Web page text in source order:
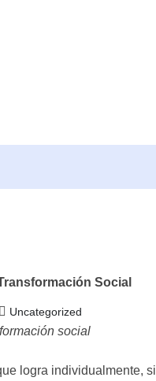
Social
Uncategorized
social
logra individualmente,